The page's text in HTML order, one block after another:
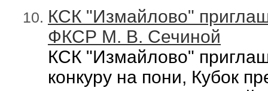
КСК "Измайлово"
ФКСР М. В. Сечиной
КСК "Измайлово"
конкуру на пони, Кубок